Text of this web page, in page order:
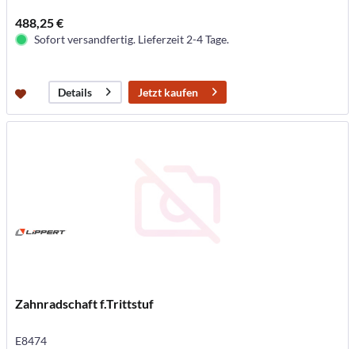
488,25 €
Sofort versandfertig. Lieferzeit 2-4 Tage.
Details Jetzt kaufen
Zahnradschaft f.Trittstuf
E8474